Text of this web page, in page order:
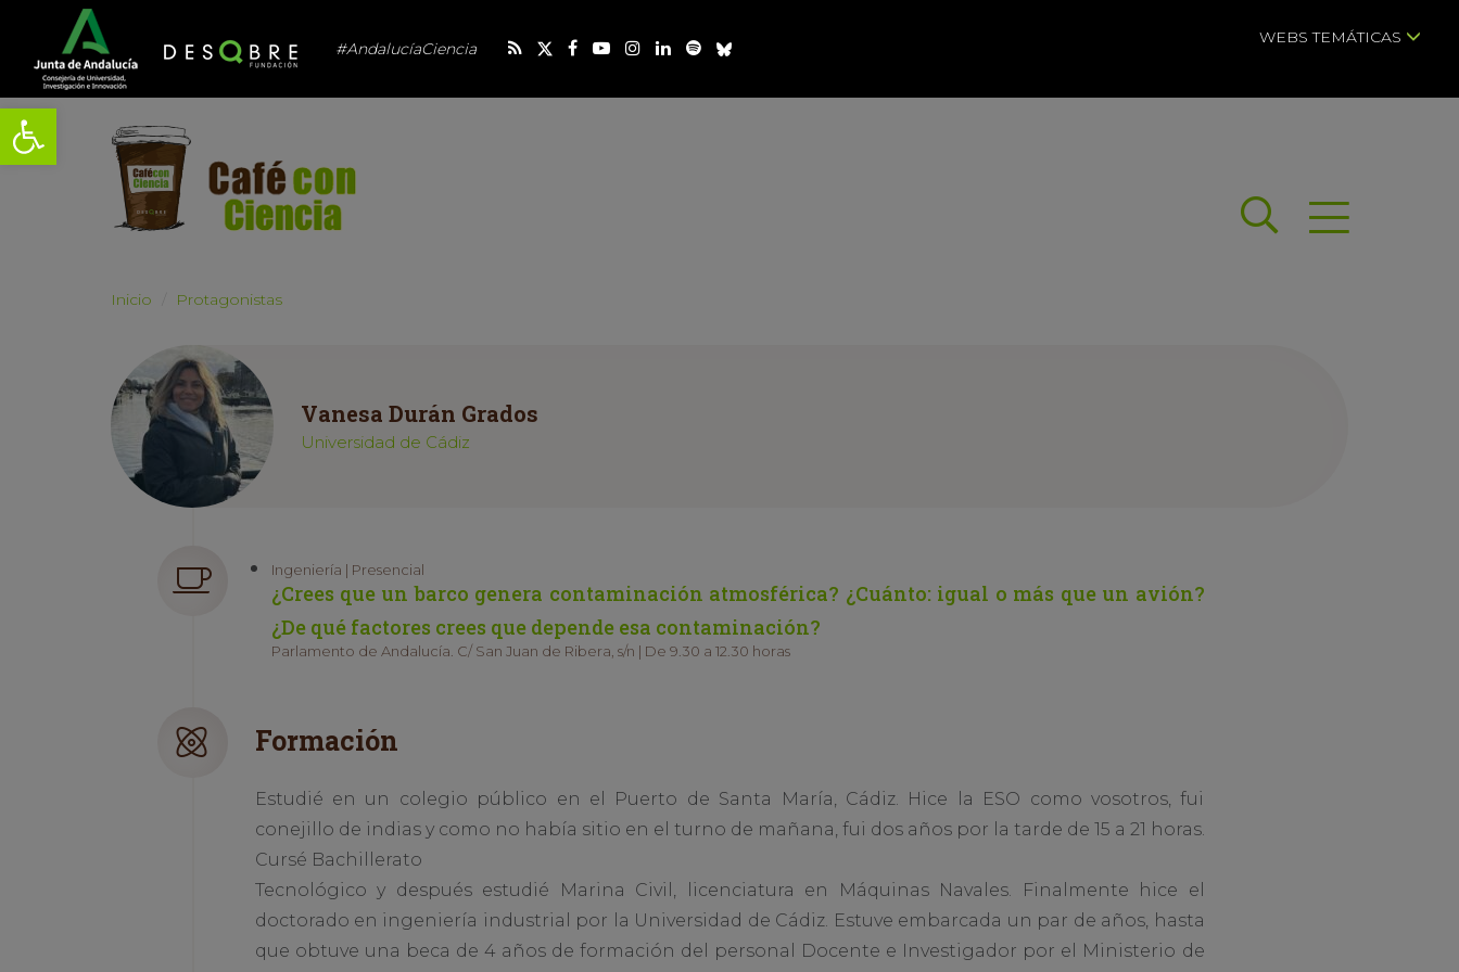
Abrir barra de herramientas
#AndalucíaCiencia
WEBS TEMÁTICAS
BuscarAbrir menú
Inicio Protagonistas
Vanesa Durán Grados
Universidad de Cádiz
Ingeniería | Presencial
¿Crees que un barco genera contaminación atmosférica? ¿Cuánto: igual o más que un avión?
¿De qué factores crees que depende esa contaminación?
Parlamento de Andalucía. C/ San Juan de Ribera, s/n | De 9.30 a 12.30 horas
Formación
Estudié en un colegio público en el Puerto de Santa María, Cádiz. Hice la ESO como vosotros, fui
conejillo de indias y como no había sitio en el turno de mañana, fui dos años por la tarde de 15 a 21 horas.
Cursé Bachillerato
Tecnológico y después estudié Marina Civil, licenciatura en Máquinas Navales. Finalmente hice el
doctorado en ingeniería industrial por la Universidad de Cádiz. Estuve embarcada un par de años, hasta
que obtuve una beca de 4 años de formación del personal Docente e Investigador por el Ministerio de